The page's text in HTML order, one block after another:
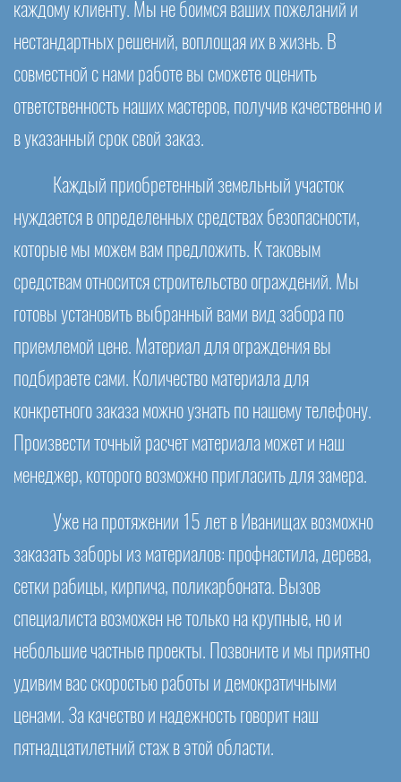
каждому клиенту. Мы не боимся ваших пожеланий и
нестандартных решений, воплощая их в жизнь. В
совместной с нами работе вы сможете оценить
ответственность наших мастеров, получив качественно и
в указанный срок свой заказ.
Каждый приобретенный земельный участок
нуждается в определенных средствах безопасности,
которые мы можем вам предложить. К таковым
средствам относится строительство ограждений. Мы
готовы установить выбранный вами вид забора по
приемлемой цене. Материал для ограждения вы
подбираете сами. Количество материала для
конкретного заказа можно узнать по нашему телефону.
Произвести точный расчет материала может и наш
менеджер, которого возможно пригласить для замера.
Уже на протяжении 15 лет в Иванищах возможно
заказать заборы из материалов: профнастила, дерева,
сетки рабицы, кирпича, поликарбоната. Вызов
специалиста возможен не только на крупные, но и
небольшие частные проекты. Позвоните и мы приятно
удивим вас скоростью работы и демократичными
ценами. За качество и надежность говорит наш
пятнадцатилетний стаж в этой области.